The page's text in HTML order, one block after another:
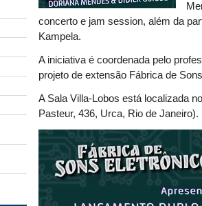
concerto e jam session, além da
Kampela.
A iniciativa é coordenada pelo
projeto de extensão Fábrica de
A Sala Villa-Lobos está localizada
Pasteur, 436, Urca, Rio de Janeiro).